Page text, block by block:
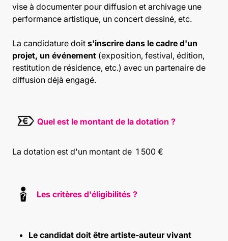
vise à documenter pour diffusion et archivage une
performance artistique, un concert dessiné, etc.
La candidature doit s'inscrire dans le cadre d'un
projet, un événement (exposition, festival, édition,
restitution de résidence, etc.) avec un partenaire de
diffusion déjà engagé.
Quel est le montant de la dotation ?
La dotation est d'un montant de 1 500 €
Les critères d'éligibilités ?
Le candidat doit être artiste-auteur vivant